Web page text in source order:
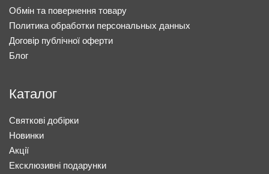
Обмін та повернення товару
Политика обработки персональных данных
Договір публічної оферти
Блог
Каталог
Святкові добірки
Новинки
Акції
Ексклюзивні подарунки